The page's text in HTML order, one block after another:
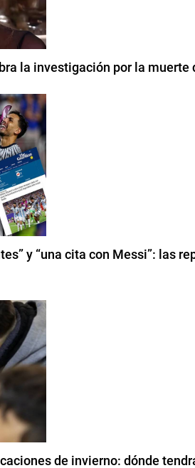
la investigación por la muerte
y “una cita con Messi”: las
de invierno: dónde